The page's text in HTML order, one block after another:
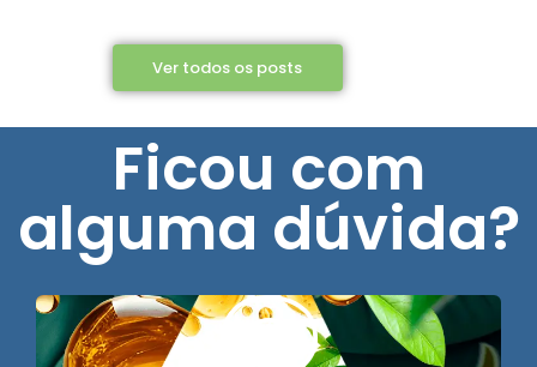
Ver todos os posts
Ficou com
alguma dúvida?